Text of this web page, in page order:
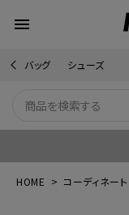
menu
バッグ シューズ
HOME コーディネー